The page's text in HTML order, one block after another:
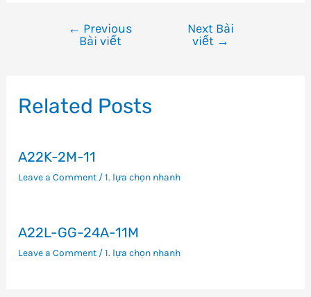
viết
← Previous
Bài viết
Next Bài
viết →
Related Posts
A22K-2M-11
Leave a Comment /1. lựa chọn nhanh
A22L-GG-24A-11M
Leave a Comment /1. lựa chọn nhanh